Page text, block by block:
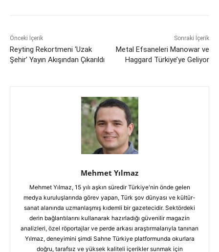
Önceki İçerik
Reyting Rekortmeni ‘Uzak
Şehir’ Yayın Akışından Çıkarıldı
Sonraki İçerik
Metal Efsaneleri Manowar ve
Haggard Türkiye’ye Geliyor
Mehmet Yılmaz
Mehmet Yılmaz, 15 yılı aşkın süredir Türkiye'nin önde gelen
medya kuruluşlarında görev yapan, Türk şov dünyası ve kültür-
sanat alanında uzmanlaşmış kıdemli bir gazetecidir. Sektördeki
derin bağlantılarını kullanarak hazırladığı güvenilir magazin
analizleri, özel röportajlar ve perde arkası araştırmalarıyla tanınan
Yılmaz, deneyimini şimdi Sahne Türkiye platformunda okurlara
doğru, tarafsız ve yüksek kaliteli içerikler sunmak için